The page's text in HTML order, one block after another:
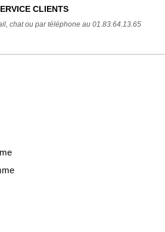
CLIENTS
chat ou par téléphone au 01.83.64.13.65